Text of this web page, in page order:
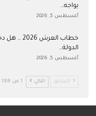
يواجه…
أغسطس 5, 2026
خطاب
الدولة…
أغسطس 5, 2026
السابق التالي 1 من 198